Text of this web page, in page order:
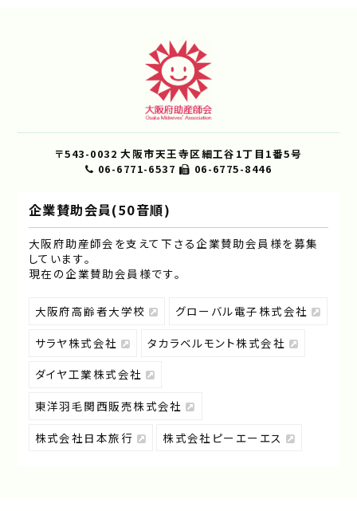
〒543-0032 大阪市天王寺区細工谷1丁目1番5号
06-6771-6537
06-6775-8446
企業賛助会員(50音順)
大阪府助産師会を支えて下さる企業賛助会員様を募集
しています｡
現在の企業賛助会員様です｡
大阪府高齢者大学校
グローバル電子株式会社
サラヤ株式会社
タカラベルモント株式会社
ダイヤ工業株式会社
東洋羽毛関西販売株式会社
株式会社日本旅行
株式会社ピーエーエス